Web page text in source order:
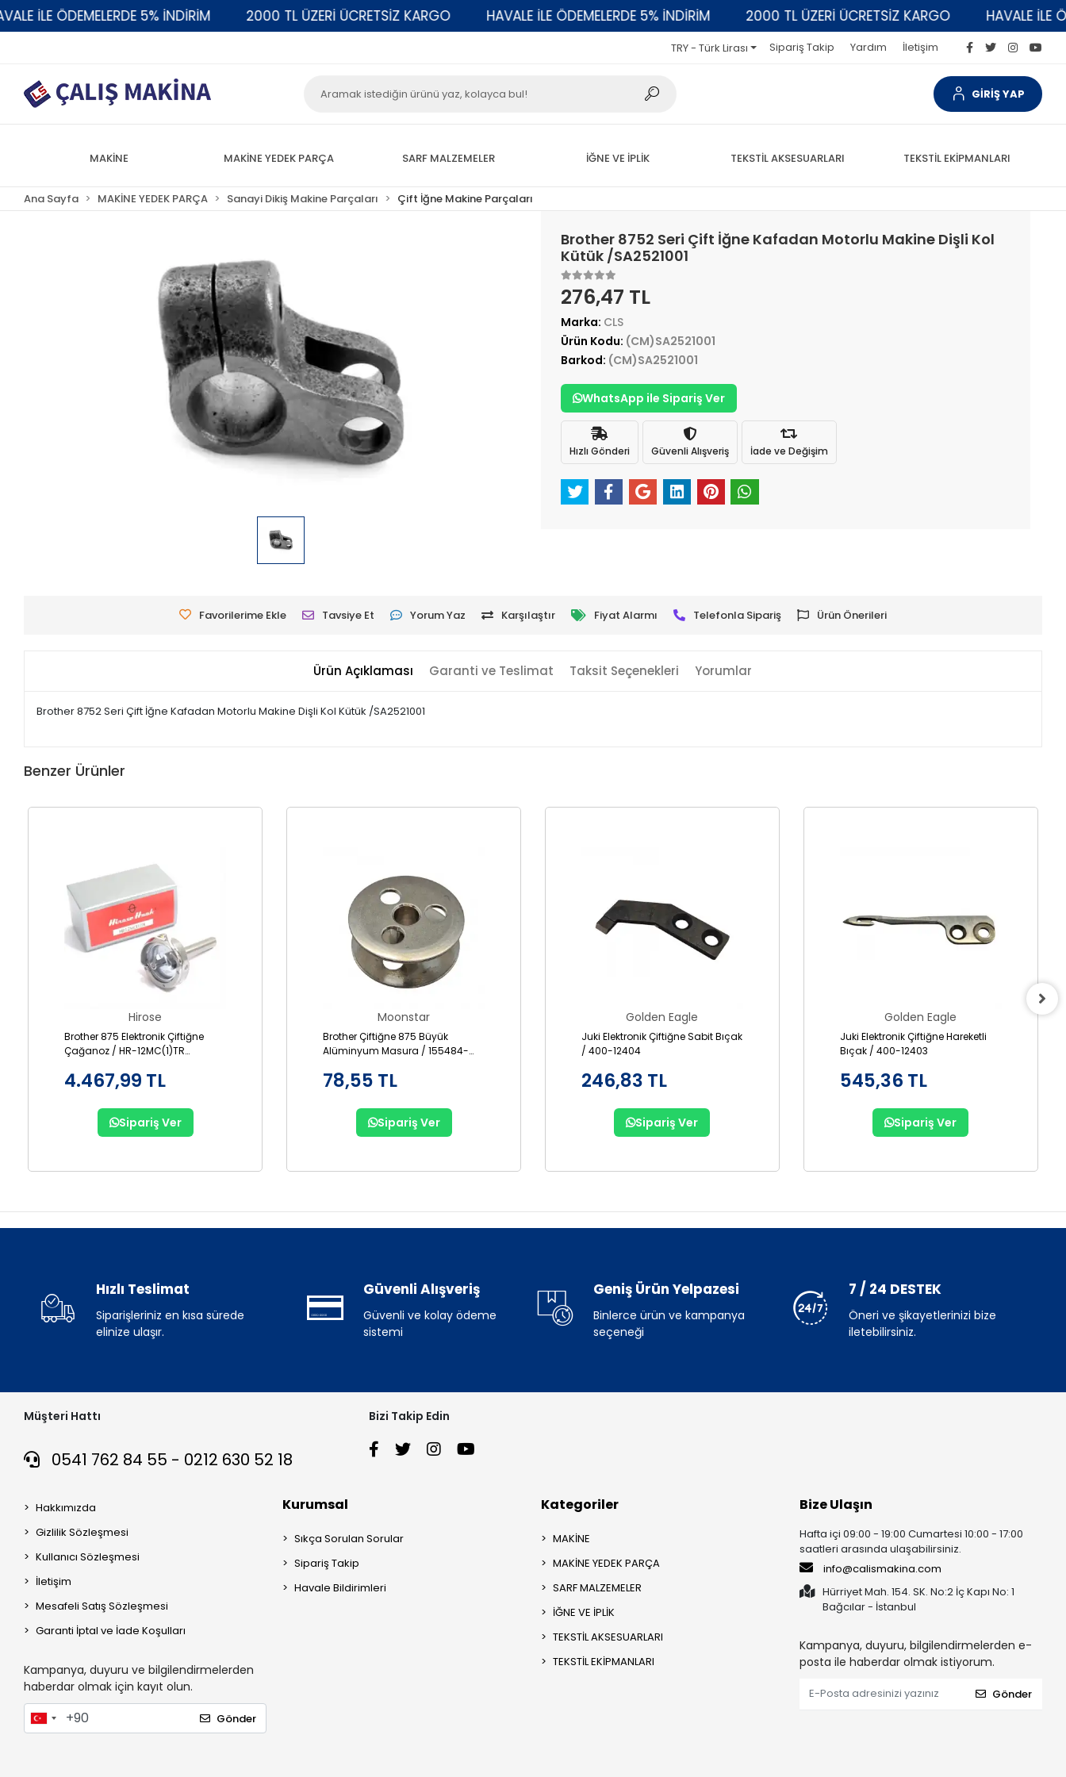
İLE ÖDEMELERDE 5% İNDİRİM 2000 TL ÜZERİ ÜCRETSİZ KARGO HAVALE İLE ÖDEMELERDE 5% İNDİRİM 2000 TL ÜZERİ ÜCRETSİZ KARGO HAVALE İLE
TRY - Türk Lirası Sipariş Takip Yardım İletişim
GİRİŞ YAP
MAKİNE MAKİNE YEDEK PARÇA SARF MALZEMELER İĞNE VE İPLİK TEKSTİL AKSESUARLARI TEKSTİL EKİPMANLARI
Ana Sayfa MAKİNE YEDEK PARÇA Sanayi Dikiş Makine Parçaları Çift İğne Makine Parçaları
Brother 8752 Seri Çift İğne Kafadan Motorlu Makine Dişli Kol
Kütük /SA2521001
276,47 TL
Marka: CLS
Ürün Kodu: (CM)SA2521001
Barkod: (CM)SA2521001
WhatsApp ile Sipariş Ver
Hızlı Gönderi Güvenli Alışveriş İade ve Değişim
Favorilerime Ekle Tavsiye Et Yorum Yaz Karşılaştır Fiyat Alarmı Telefonla Sipariş Ürün Önerileri
Ürün Açıklaması Garanti ve Teslimat Taksit Seçenekleri Yorumlar
Brother 8752 Seri Çift İğne Kafadan Motorlu Makine Dişli Kol Kütük /SA2521001
Benzer Ürünler
Hirose
Brother 875 Elektronik Çiftiğne
Çağanoz / HR-12MC(1)TR
4.467,99 TL
Sipariş Ver
Moonstar
Brother Çiftiğne 875 Büyük
Alüminyum Masura / 155484-
78,55 TL
Sipariş Ver
Golden Eagle
Juki Elektronik Çiftiğne Sabit Bıçak
/ 400-12404
246,83 TL
Sipariş Ver
Golden Eagle
Juki Elektronik Çiftiğne Hareketli
Bıçak / 400-12403
545,36 TL
Sipariş Ver
Hızlı Teslimat
Siparişleriniz en kısa sürede
elinize ulaşır.
Güvenli Alışveriş
Güvenli ve kolay ödeme
sistemi
Geniş Ürün Yelpazesi
Binlerce ürün ve kampanya
seçeneği
7 / 24 DESTEK
Öneri ve şikayetlerinizi bize
iletebilirsiniz.
Müşteri Hattı
0541 762 84 55 - 0212 630 52 18
Bizi Takip Edin
Hakkımızda
Gizlilik Sözleşmesi
Kullanıcı Sözleşmesi
İletişim
Mesafeli Satış Sözleşmesi
Garanti İptal ve İade Koşulları
Kampanya, duyuru ve bilgilendirmelerden
haberdar olmak için kayıt olun.
Gönder
Kurumsal
Sıkça Sorulan Sorular
Sipariş Takip
Havale Bildirimleri
Kategoriler
MAKİNE
MAKİNE YEDEK PARÇA
SARF MALZEMELER
İĞNE VE İPLİK
TEKSTİL AKSESUARLARI
TEKSTİL EKİPMANLARI
Bize Ulaşın
Hafta içi 09:00 - 19:00 Cumartesi 10:00 - 17:00
saatleri arasında ulaşabilirsiniz.
info@calismakina.com
Hürriyet Mah. 154. SK. No:2 İç Kapı No: 1
Bağcılar - İstanbul
Kampanya, duyuru, bilgilendirmelerden e-
posta ile haberdar olmak istiyorum.
Gönder